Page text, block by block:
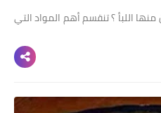
اللبأ ؟ تنقسم أهم المواد التي